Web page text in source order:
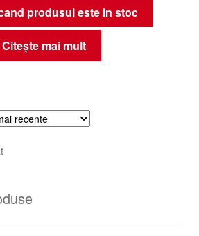
produsul este in stoc
Citește mai mult